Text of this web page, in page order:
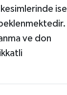
ise
ve don